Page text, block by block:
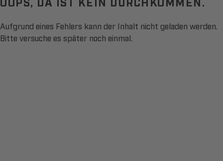
Aufgrund eines Fehlers kann der Inhalt nicht geladen werden.
Bitte versuche es später noch einmal.